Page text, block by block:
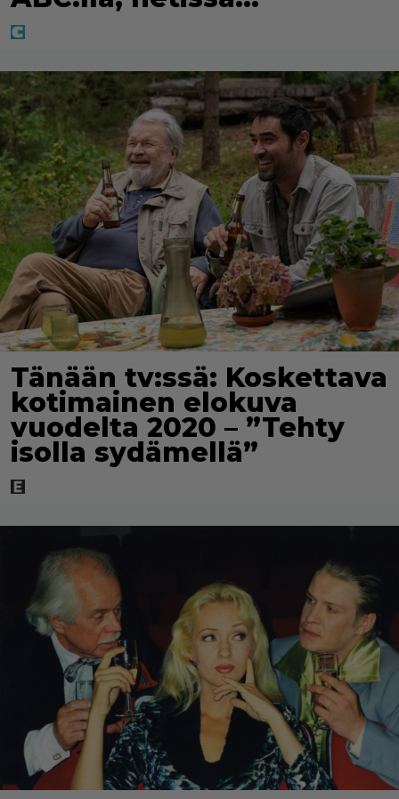
Tänään tv:ssä: Koskettava
kotimainen elokuva
vuodelta 2020 – ”Tehty
isolla sydämellä”